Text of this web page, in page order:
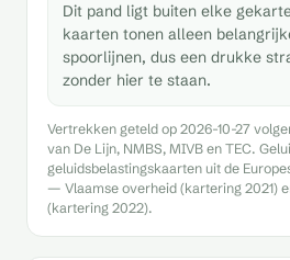
Dit pand ligt buiten elke
kaarten tonen alleen
spoorlijnen, dus een drukke
zonder hier te staan.
Vertrekken geteld op 2026-10-27
van De Lijn, NMBS, MIVB en TEC.
geluidsbelastingskaarten uit de
— Vlaamse overheid (kartering 2021)
(kartering 2022).